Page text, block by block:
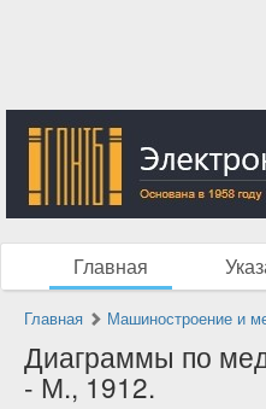
Главная
Главная Машиностроение и
Диаграммы по
- М., 1912.